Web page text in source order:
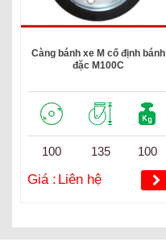
Càng bánh xe M cố định bánh
đặc M100C
100 135 100
Giá : Liên hệ